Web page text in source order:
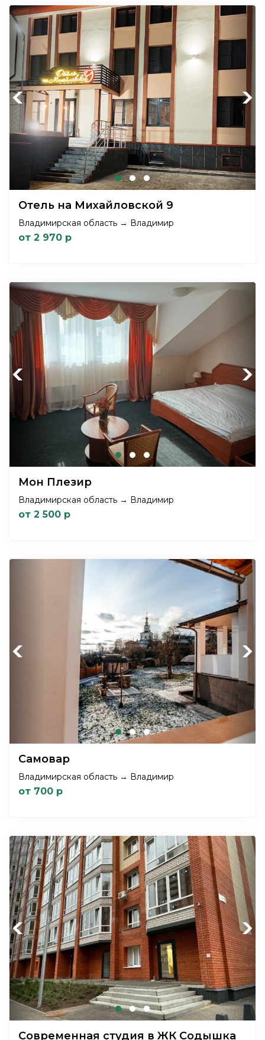
Previous Next
Отель на Михайловской 9
Владимирская область → Владимир
от 2 970 р
Previous Next
Мон Плезир
Владимирская область → Владимир
от 2 500 р
Previous Next
Самовар
Владимирская область → Владимир
от 700 р
Previous Next
Современная студия в ЖК Содышка